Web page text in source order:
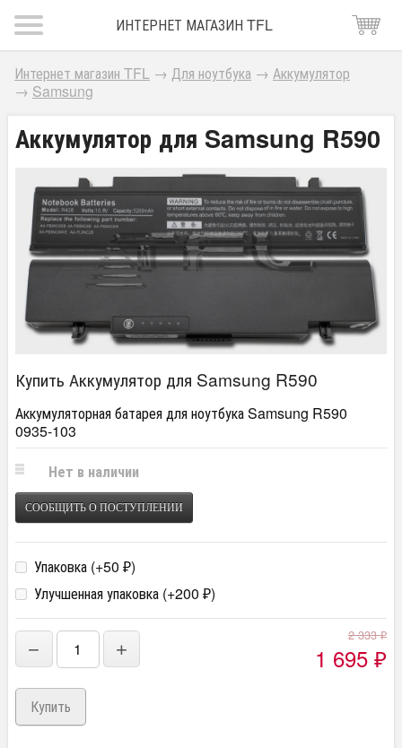
ИНТЕРНЕТ МАГАЗИН TFL
Интернет магазин TFL → Для ноутбука → Аккумулятор
→ Samsung
Аккумулятор для Samsung R590
Купить Аккумулятор для Samsung R590
Аккумуляторная батарея для ноутбука Samsung R590
0935-103
Нет в наличии
СООБЩИТЬ О ПОСТУПЛЕНИИ
Упаковка (+50 ₽)
Улучшенная упаковка (+200 ₽)
− +
2 333₽
1 695 ₽